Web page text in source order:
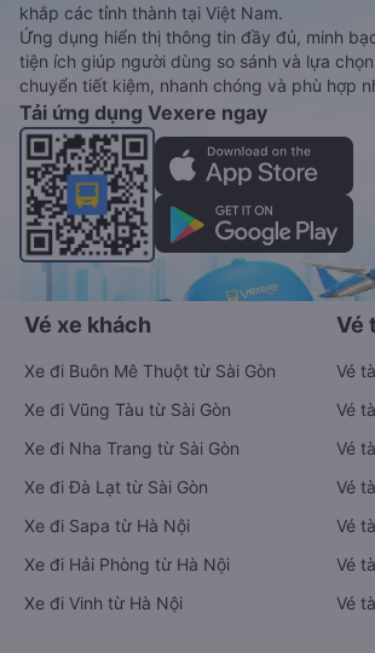
khắp các tỉnh thành tại Việt Nam.
Ứng dụng hiển thị thông tin đầy đủ, minh
tiện ích giúp người dùng so sánh và lựa
chuyển tiết kiệm, nhanh chóng và phù hợp
Tải ứng dụng Vexere ngay
Vé xe khách
Xe đi Buôn Mê Thuột từ Sài Gòn
Xe đi Vũng Tàu từ Sài Gòn
Xe đi Nha Trang từ Sài Gòn
Xe đi Đà Lạt từ Sài Gòn
Xe đi Sapa từ Hà Nội
Xe đi Hải Phòng từ Hà Nội
Xe đi Vinh từ Hà Nội
Vé
Vé
Vé
Vé
Vé
Vé
Vé
Vé